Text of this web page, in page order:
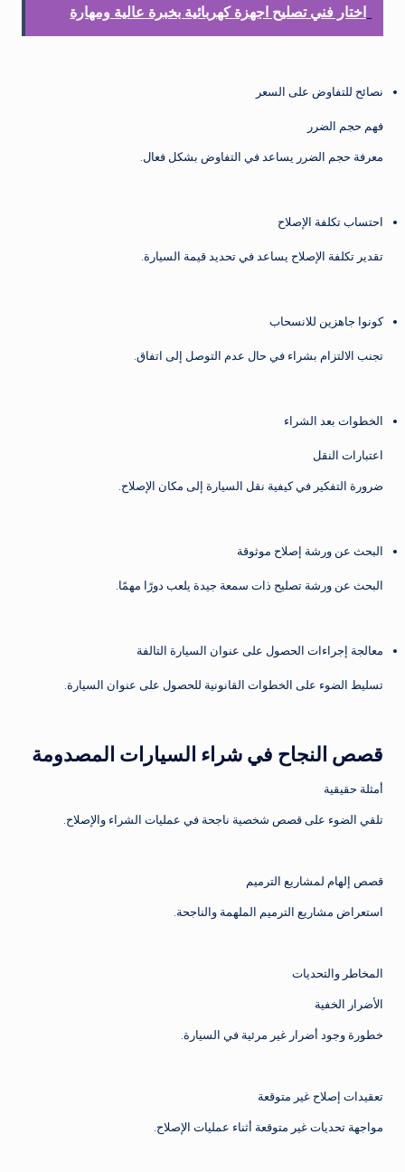
اختار فني تصليح اجهزة كهربائية بخبرة عالية ومهارة
نصائح للتفاوض على السعر
فهم حجم الضرر
معرفة حجم الضرر يساعد في التفاوض بشكل فعال.
احتساب تكلفة الإصلاح
تقدير تكلفة الإصلاح يساعد في تحديد قيمة السيارة.
كونوا جاهزين للانسحاب
تجنب الالتزام بشراء في حال عدم التوصل إلى اتفاق.
الخطوات بعد الشراء
اعتبارات النقل
ضرورة التفكير في كيفية نقل السيارة إلى مكان الإصلاح.
البحث عن ورشة إصلاح موثوقة
البحث عن ورشة تصليح ذات سمعة جيدة يلعب دورًا مهمًا.
معالجة إجراءات الحصول على عنوان السيارة التالفة
تسليط الضوء على الخطوات القانونية للحصول على عنوان السيارة.
قصص النجاح في شراء السيارات المصدومة
أمثلة حقيقية
تلقي الضوء على قصص شخصية ناجحة في عمليات الشراء والإصلاح.
قصص إلهام لمشاريع الترميم
استعراض مشاريع الترميم الملهمة والناجحة.
المخاطر والتحديات
الأضرار الخفية
خطورة وجود أضرار غير مرئية في السيارة.
تعقيدات إصلاح غير متوقعة
مواجهة تحديات غير متوقعة أثناء عمليات الإصلاح.